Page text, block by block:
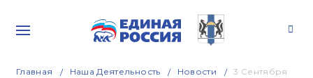
Главная Наша Деятельность Новости
3 Сентября